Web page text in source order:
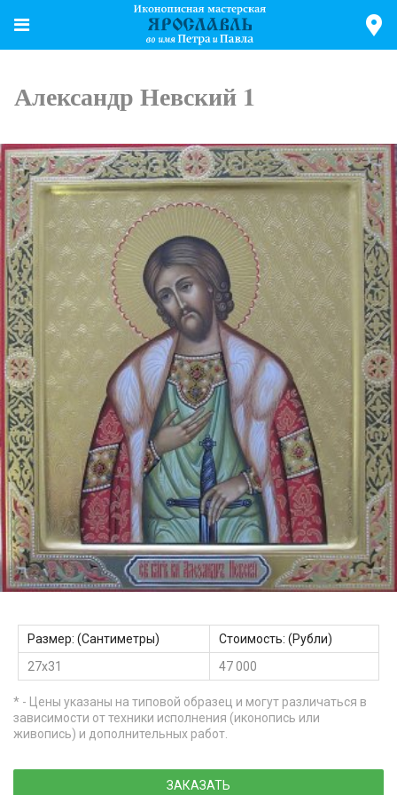
Александр Невский 1
Размер: (Сантиметры)
Стоимость: (Рубли)
27х31
47 000
* - Цены указаны на типовой образец и могут различаться в
зависимости от техники исполнения (иконопись или
живопись) и дополнительных работ.
ЗАКАЗАТЬ